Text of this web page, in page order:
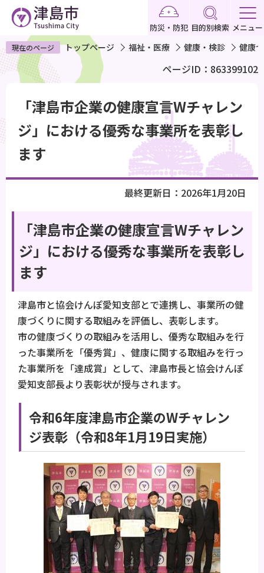
ペ
ー
ジ
頭
で
防災・防犯 目的別検索 メニュー
現在のページ トップページ 福祉・医療 健康・検診 健康
ページID：863399102
「津島市企業の健康宣言Wチャレン
ジ」における優秀な事業所を表彰し
ます
最終更新日：2026年1月20日
「津島市企業の健康宣言Wチャレン
ジ」における優秀な事業所を表彰し
ます
津島市と協会けんぽ愛知支部とで連携し、事業所の健
康づくりに関する取組みを評価し、表彰します。
市の健康づくりの取組みを活用し、優秀な取組みを行
った事業所を「優秀賞」、健康に関する取組みを行っ
た事業所を「達成賞」として、津島市長と協会けんぽ
愛知支部長より表彰状が授与されます。
令和6年度津島市企業のWチャレン
ジ表彰（令和8年1月19日実施）